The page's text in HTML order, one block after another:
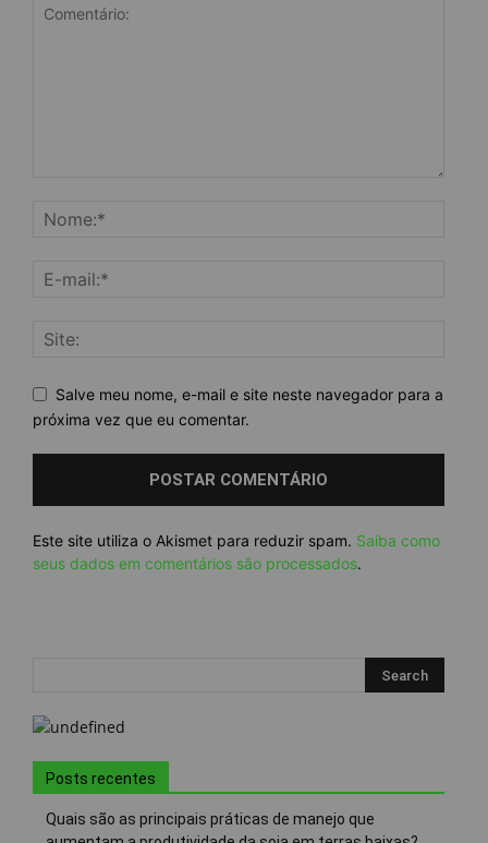
Salve meu nome, e-mail e site neste navegador para a
próxima vez que eu comentar.
Este site utiliza o Akismet para reduzir spam. Saiba como
seus dados em comentários são processados.
Posts recentes
Quais são as principais práticas de manejo que